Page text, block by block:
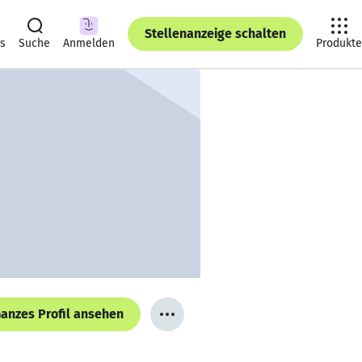
Suche Anmelden
Stellenanzeige schalten
Produkte
Profil ansehen